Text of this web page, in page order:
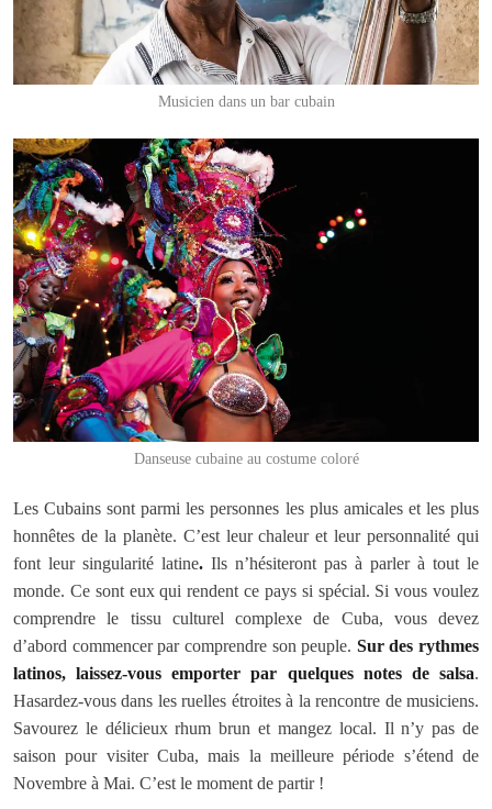
Musicien dans un bar cubain
Danseuse cubaine au costume coloré
Les Cubains sont parmi les personnes les plus amicales et les plus
honnêtes de la planète. C’est leur chaleur et leur personnalité qui
font leur singularité latine. Ils n’hésiteront pas à parler à tout le
monde. Ce sont eux qui rendent ce pays si spécial. Si vous voulez
comprendre le tissu culturel complexe de Cuba, vous devez
d’abord commencer par comprendre son peuple. Sur des rythmes
latinos, laissez-vous emporter par quelques notes de salsa.
Hasardez-vous dans les ruelles étroites à la rencontre de musiciens.
Savourez le délicieux rhum brun et mangez local. Il n’y pas de
saison pour visiter Cuba, mais la meilleure période s’étend de
Novembre à Mai. C’est le moment de partir !